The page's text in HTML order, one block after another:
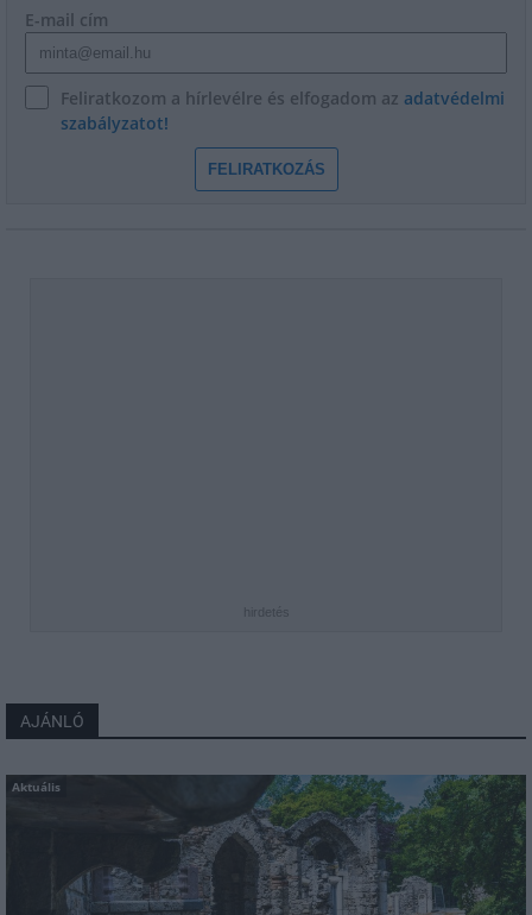
E-mail cím
Feliratkozom a hírlevélre és elfogadom az adatvédelmi
szabályzatot!
FELIRATKOZÁS
hirdetés
AJÁNLÓ
Aktuális